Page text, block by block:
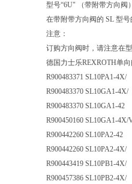
型号“6U" （带附带方向阀
在带附带方向阀的 SL 型
注意：
订购方向阀时，请注意在
德国力士乐REXROTH单
R900483371 SL10PA1-4X/
R900483370 SL10GA1-4X/
R900483370 SL10GA1-42
R900450160 SL10GA1-4X/
R900442260 SL10PA2-42
R900442260 SL10PA2-4X/
R900443419 SL10PB1-4X/
R900457386 SL10PB2-4X/